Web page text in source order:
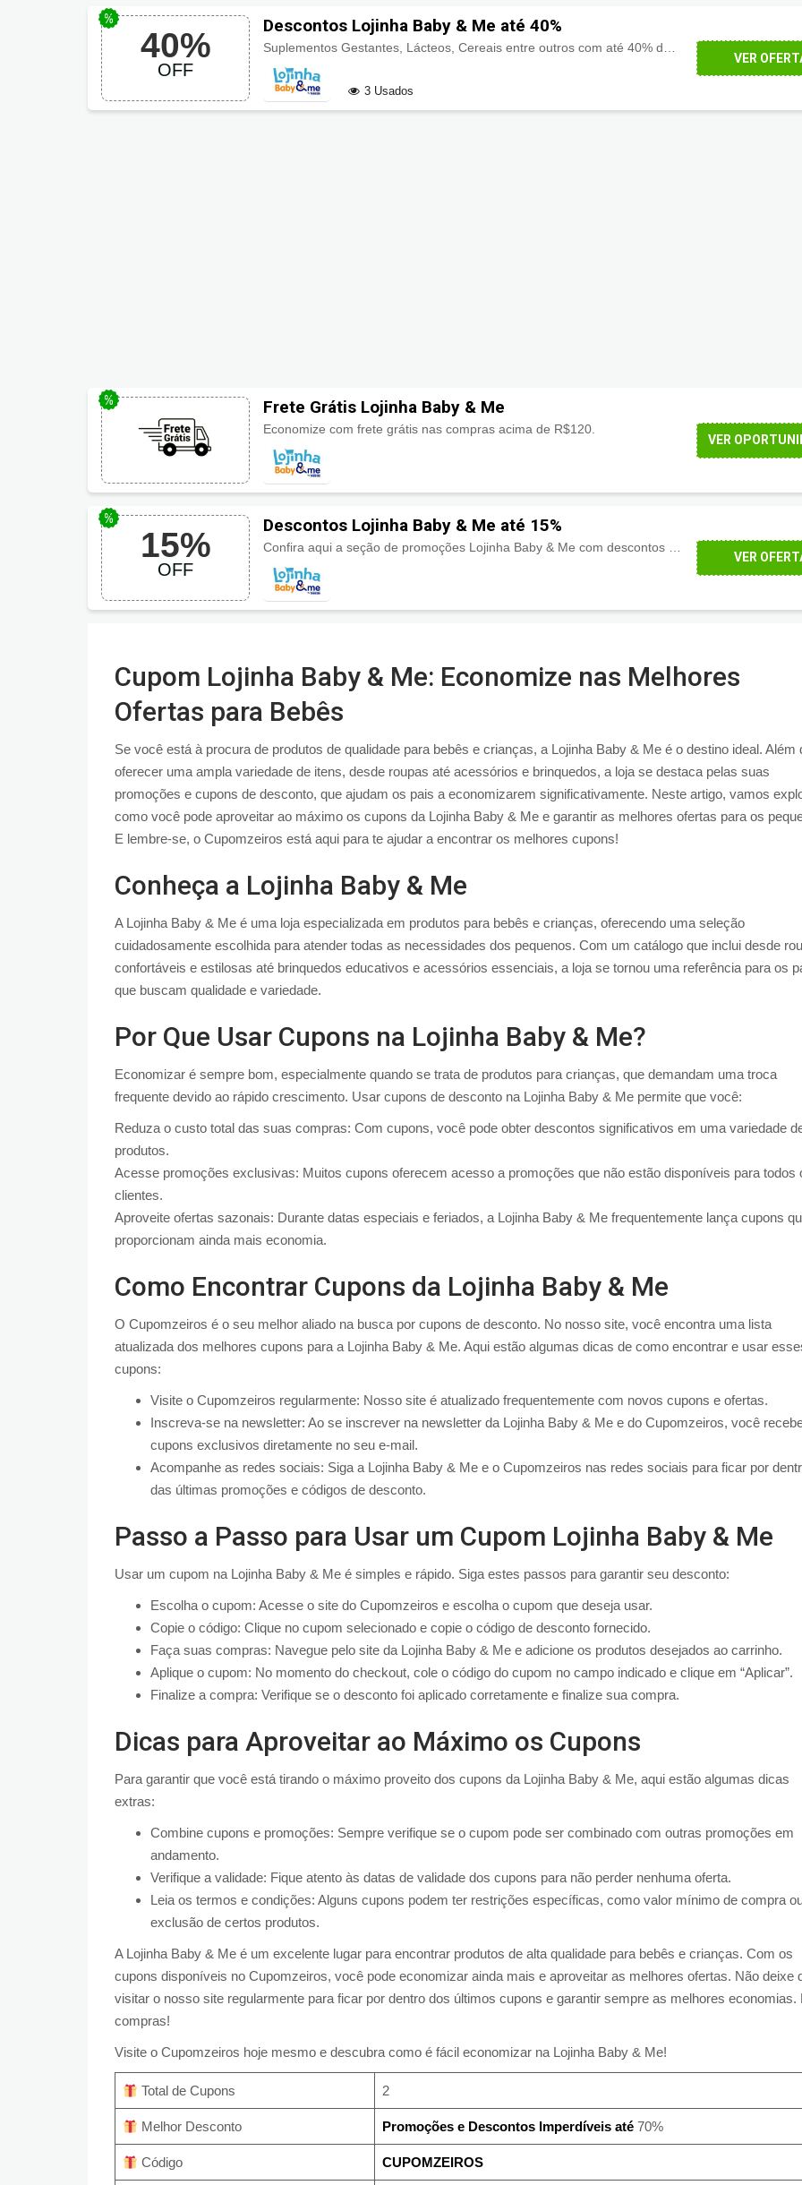
40%
OFF
Descontos Lojinha Baby & Me até 40%
3 Usados
VER
Frete Grátis Lojinha Baby & Me
Economize com frete grátis nas compras acima de R$120.
VER
15%
OFF
Descontos Lojinha Baby & Me até 15%
VER
Cupom Lojinha Baby & Me: Economize nas Melhores
Ofertas para Bebês
Se você está à procura de produtos de qualidade para bebês e crianças, a Lojinha Baby & Me é o destino ideal. Além
oferecer uma ampla variedade de itens, desde roupas até acessórios e brinquedos, a loja se destaca pelas suas
promoções e cupons de desconto, que ajudam os pais a economizarem significativamente. Neste artigo, vamos
como você pode aproveitar ao máximo os cupons da Lojinha Baby & Me e garantir as melhores ofertas para os
E lembre-se, o Cupomzeiros está aqui para te ajudar a encontrar os melhores cupons!
Conheça a Lojinha Baby & Me
A Lojinha Baby & Me é uma loja especializada em produtos para bebês e crianças, oferecendo uma seleção
cuidadosamente escolhida para atender todas as necessidades dos pequenos. Com um catálogo que inclui desde
confortáveis e estilosas até brinquedos educativos e acessórios essenciais, a loja se tornou uma referência para os
que buscam qualidade e variedade.
Por Que Usar Cupons na Lojinha Baby & Me?
Economizar é sempre bom, especialmente quando se trata de produtos para crianças, que demandam uma troca
frequente devido ao rápido crescimento. Usar cupons de desconto na Lojinha Baby & Me permite que você:
Reduza o custo total das suas compras: Com cupons, você pode obter descontos significativos em uma variedade
produtos.
Acesse promoções exclusivas: Muitos cupons oferecem acesso a promoções que não estão disponíveis para todos
clientes.
Aproveite ofertas sazonais: Durante datas especiais e feriados, a Lojinha Baby & Me frequentemente lança cupons
proporcionam ainda mais economia.
Como Encontrar Cupons da Lojinha Baby & Me
O Cupomzeiros é o seu melhor aliado na busca por cupons de desconto. No nosso site, você encontra uma lista
atualizada dos melhores cupons para a Lojinha Baby & Me. Aqui estão algumas dicas de como encontrar e usar
cupons:
Visite o Cupomzeiros regularmente: Nosso site é atualizado frequentemente com novos cupons e ofertas.
Inscreva-se na newsletter: Ao se inscrever na newsletter da Lojinha Baby & Me e do Cupomzeiros, você
cupons exclusivos diretamente no seu e-mail.
Acompanhe as redes sociais: Siga a Lojinha Baby & Me e o Cupomzeiros nas redes sociais para ficar por
das últimas promoções e códigos de desconto.
Passo a Passo para Usar um Cupom Lojinha Baby & Me
Usar um cupom na Lojinha Baby & Me é simples e rápido. Siga estes passos para garantir seu desconto:
Escolha o cupom: Acesse o site do Cupomzeiros e escolha o cupom que deseja usar.
Copie o código: Clique no cupom selecionado e copie o código de desconto fornecido.
Faça suas compras: Navegue pelo site da Lojinha Baby & Me e adicione os produtos desejados ao carrinho.
Aplique o cupom: No momento do checkout, cole o código do cupom no campo indicado e clique em “Aplicar”.
Finalize a compra: Verifique se o desconto foi aplicado corretamente e finalize sua compra.
Dicas para Aproveitar ao Máximo os Cupons
Para garantir que você está tirando o máximo proveito dos cupons da Lojinha Baby & Me, aqui estão algumas dicas
extras:
Combine cupons e promoções: Sempre verifique se o cupom pode ser combinado com outras promoções em
andamento.
Verifique a validade: Fique atento às datas de validade dos cupons para não perder nenhuma oferta.
Leia os termos e condições: Alguns cupons podem ter restrições específicas, como valor mínimo de compra
exclusão de certos produtos.
A Lojinha Baby & Me é um excelente lugar para encontrar produtos de alta qualidade para bebês e crianças. Com os
cupons disponíveis no Cupomzeiros, você pode economizar ainda mais e aproveitar as melhores ofertas. Não deixe
visitar o nosso site regularmente para ficar por dentro dos últimos cupons e garantir sempre as melhores economias.
compras!
Visite o Cupomzeiros hoje mesmo e descubra como é fácil economizar na Lojinha Baby & Me!
Total de Cupons 2
Melhor Desconto Promoções e Descontos Imperdíveis até 70%
Código CUPOMZEIROS